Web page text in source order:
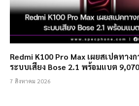
Redmi K100 Pro Max เผยสเปคทางก
ระบบเสียง Bose 2.1 พร้อมแบต
7 สิงหาคม 2026